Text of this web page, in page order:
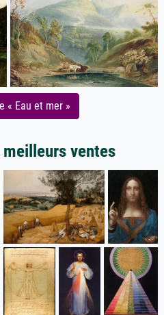
« Eau et mer »
ventes